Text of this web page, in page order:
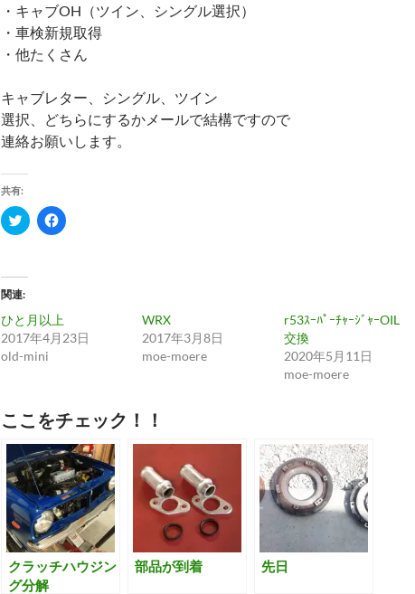
・キャブOH（ツイン、シングル選択）
・車検新規取得
・他たくさん
キャブレター、シングル、ツイン
選択、どちらにするかメールで結構ですので
連絡お願いします。
共有:
ク
リ
て
w
t
t
e
r
新
し
い
ウ
ィ
ン
ド
ウ
で
開
き
ま
す
)
F
a
共
有
す
ッ
ク
し
て
く
だ
さ
い
(
新
し
い
ィ
関連
ひと月以上
2017年4月23日
old-mini
WRX
2017年3月8日
moe-moere
r53ｽｰﾊﾟｰﾁｬｰｼﾞｬｰOIL
交換
2020年5月11日
moe-moere
ここをチェック！！
クラッチハウジン
グ分解
部品が到着 先日